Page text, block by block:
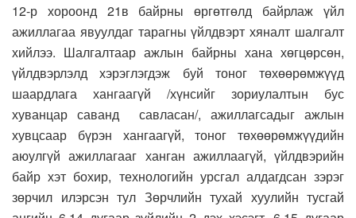
12-р хороонд 21в байрны өргөтгөлд байрлаж үйл
ажиллагаа явуулдаг тарагны үйлдвэрт хяналт шалгалт
хийлээ. Шалгалтаар ажлын байрны хана хөгцөрсөн,
үйлдвэрлэлд хэрэглэгдэж буй тоног төхөөрөмжүүд
шаардлага хангаагүй /хүнсийг зориулалтын бус
хуванцар саванд савласан/, ажиллагсадыг ажлын
хувцсаар бүрэн хангаагүй, тоног төхөөрөмжүүдийн
аюулгүй ажиллагааг ханган ажиллаагүй, үйлдвэрийн
байр хэт бохир, технологийн урсгал алдагдсан зэрэг
зөрчил илэрсэн тул Зөрчлийн тухай хуулийн тусгай